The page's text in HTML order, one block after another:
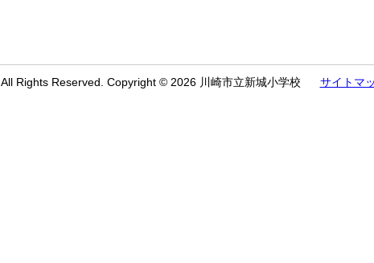
All Rights Reserved. Copyright © 2026 川崎市立新城小学校 サイトマ